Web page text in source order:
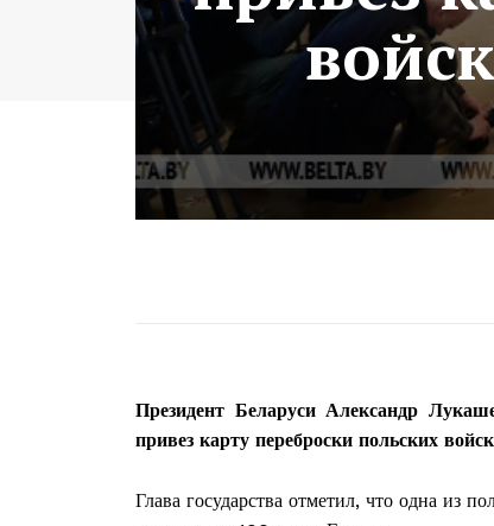
Президент Беларуси Александр
привез карту переброски польских
Глава государства отметил, что одна из